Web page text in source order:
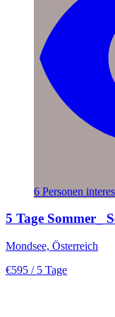
6 Personen
5 Tage Sommer_
Mondsee, Österreich
€595 / 5 Tage